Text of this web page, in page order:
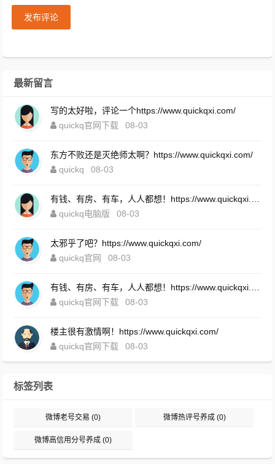
发布评论
最新留言
写的太好啦，评论一个https://www.quickqxi.com/
quickq官网下载
08-03
东方不败还是灭绝师太啊？https://www.quickqxi.com/
quickq
08-03
quickq电脑版
08-03
太邪乎了吧？https://www.quickqxi.com/
quickq官网
08-03
quickq官网下载
08-03
楼主很有激情啊！https://www.quickqxi.com/
quickq官网下载
08-03
标签列表
微博老号交易 (0) 微博热评号养成(0)
微博高信用分号养成 (0)